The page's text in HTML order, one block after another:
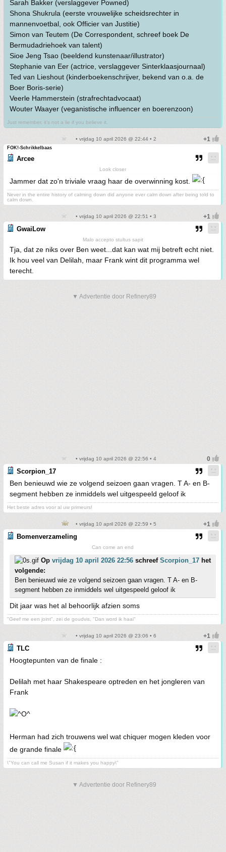
Sarah Bakker (verslaggever Powned)
Shona Shukrula (eerste vrouwelijke scheidsrechter in
mannenvoetbal, ook Officier van Justitie)
Simon van Teutem (De Correspondent, schreef boek De
Bermudadriehoek van talent)
Sioe Jeng Tsao (beeldend kunstenaar/illustrator)
Stephanie van Eer (actrice, verslaggever Sinterklaasjournaal)
Ted van Lieshout (kinderboekenschrijver, bekend van o.a. de
Boer Boris-serie)
Veerle Hammerstein (strafrechtadvocaat)
Wouter Waayer (veganistische influencer en boerenzoon)
Just remember, it’s not a lie if you believe it.
• vrijdag 10 april 2026 @ 22:44 • 2
FOK!-Schrikkelbaas
Arcee
Look closer
Jammer dat zo'n triviale vraag haar de overwinning kost.
Never in the entire history of calming down did anyone ever calm down after being told to
calm down.
• vrijdag 10 april 2026 @ 22:51 • 3
GwaiLow
Malo accepto stultus sapit
Tja, dat ze niks over Ben weet...dat kan wat mij betreft echt niet.
Ik hou veel van Delilah, maar Frank wint dit programma wel
terecht.
▼ Advertentie door Refinery89
• vrijdag 10 april 2026 @ 22:56 • 4
Scorpion_17
Ben benieuwd wie ze volgend seizoen gaan vragen. T A- en B-
segment hebben ze inmiddels wel uitgespeeld geloof ik
Het beste adres voor al uw primeurs!
• vrijdag 10 april 2026 @ 22:59 • 5
Bomenverzameling
Can come an end
Op vrijdag 10 april 2026 22:56 schreef Scorpion_17 het
volgende:
Ben benieuwd wie ze volgend seizoen gaan vragen. T A- en B-
segment hebben ze inmiddels wel uitgespeeld geloof ik
Dit jaar was het al behoorlijk afzien soms
"Geef me een joint", zei de goudvis, "Dan word ik haai"
• vrijdag 10 april 2026 @ 23:06 • 6
TLC
Hoogtepunten van de finale :
Delilah met haar Shakespeare optreden en het jongleren van
Frank
Herman had zich trouwens wel wat chiquer mogen kleden voor
de grande finale
\"You can call me Susan if it makes you happy\"
▼ Advertentie door Refinery89